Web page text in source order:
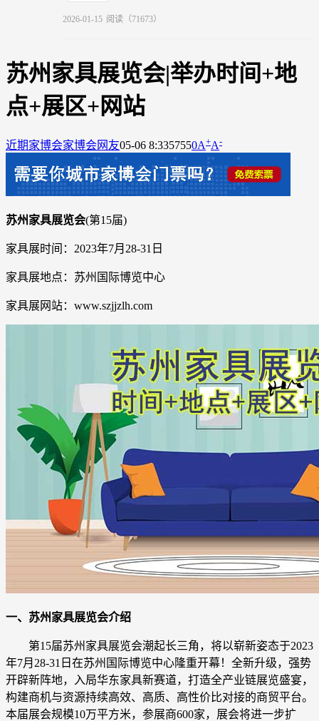
2026-01-15 阅读（71673）
苏州家具展览会|举办时间+地
点+展区+网站
近期家博会家博会网友05-06 8:3357550A+A-
苏州家具展览会(第15届)
家具展时间：2023年7月28-31日
家具展地点：苏州国际博览中心
家具展网站：www.szjjzlh.com
一、苏州家具展览会介绍
第15届苏州家具展览会潮起长三角，将以崭新姿态于2023
年7月28-31日在苏州国际博览中心隆重开幕！全新升级，强势
开辟新阵地，入局华东家具新赛道，打造全产业链展览盛宴，
构建商机与资源持续高效、高质、高性价比对接的商贸平台。
本届展会规模10万平方米，参展商600家，展会将进一步扩